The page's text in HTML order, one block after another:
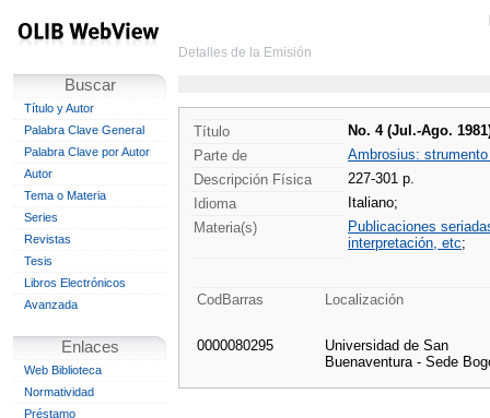
Buscar
Título y Autor
Palabra Clave General
Palabra Clave por Autor
Autor
Tema o Materia
Series
Revistas
Tesis
Libros Electrónicos
Avanzada
Enlaces
Web Biblioteca
Normatividad
Préstamo
Detalles de la Emisión
Título
No. 4 (Jul.-Ago.
Parte de
Ambrosius:
Descripción Física
227-301 p.
Idioma
Italiano;
Materia(s)
Publicaciones
interpretación, etc;
CodBarras Localización
0000080295
Universidad de San
Buenaventura - Sede